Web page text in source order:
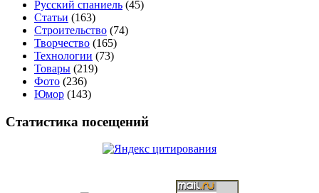
Русский спаниель (45)
Статьи (163)
Строительство (74)
Творчество (165)
Технологии (73)
Товары (219)
Фото (236)
Юмор (143)
Статистика посещений